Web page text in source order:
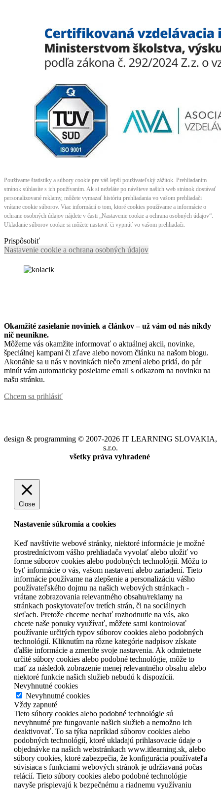
Používame štatistiky a súbory cookie pre váš lepší používateľský zážitok. Prehliadaním
stránok súhlasíte s ich používaním. Ak si neželáte po návšteve našich web stránok dostávať
personalizované reklamy, môžete vymazať históriu prehliadania vo vašom prehliadači
vrátane cookie súborov. Viac informácií o tom, ktoré cookies používame a informácie o
ochrane osobných údajov nájdete v časti „Nastavenie cookie a ochrana osobných údajov“.
Ukladanie súborov cookie si môžete nastaviť či vypnúť vo vašom prehliadači.
Prispôsobiť
Nastavenie cookie a ochrana osobných údajov
Okamžité zasielanie noviniek a článkov – už vám od nás nikdy
nič neunikne.
Môžeme vás okamžite informovať o aktuálnej akcii, novinke,
špeciálnej kampani či zľave alebo novom článku na našom blogu.
Akonáhle sa u nás v novinkách niečo zmení alebo pridá, do pár
minút vám automaticky posielame email s odkazom na novinku na
našu stránku.
Chcem sa prihlásiť
design & programming © 2007-2026 IT LEARNING SLOVAKIA,
s.r.o.
všetky práva vyhradené
Close
Nastavenie súkromia a cookies
Keď navštívite webové stránky, niektoré informácie je možné
prostredníctvom vášho prehliadača vyvolať alebo uložiť vo
forme súborov cookies alebo podobných technológií. Môžu to
byť informácie o vás, vašom nastavení alebo zariadení. Tieto
informácie používame na zlepšenie a personalizáciu vášho
používateľského dojmu na našich webových stránkach -
vrátane zobrazovania relevantného obsahu/reklamy na
stránkach poskytovateľov tretích strán, či na sociálnych
sieťach. Pretože chceme nechať rozhodnutie na vás, ako
chcete naše ponuky využívať, môžete sami kontrolovať
používanie určitých typov súborov cookies alebo podobných
technológií. Kliknutím na rôzne kategórie nadpisov získate
ďalšie informácie a zmeníte svoje nastavenia. Ak odmietnete
určité súbory cookies alebo podobné technológie, môže to
mať za následok zobrazenie menej relevantného obsahu alebo
niektoré funkcie našich služieb nebudú k dispozícii.
Nevyhnutné cookies
Nevyhnutné cookies
Vždy zapnuté
Tieto súbory cookies alebo podobné technológie sú
nevyhnutné pre fungovanie našich služieb a nemožno ich
deaktivovať. To sa týka napríklad súborov cookies alebo
podobných technológií, ktoré ukladajú prihlasovacie údaje o
objednávke na našich webstránkach www.itlearning.sk, alebo
súbory cookies, ktoré zabezpečia, že konfigurácia používateľa
súvisiaca s funkciami webových stránok je udržiavaná počas
relácií. Tieto súbory cookies alebo podobné technológie
navyše prispievajú k bezpečnému a riadnemu využívaniu